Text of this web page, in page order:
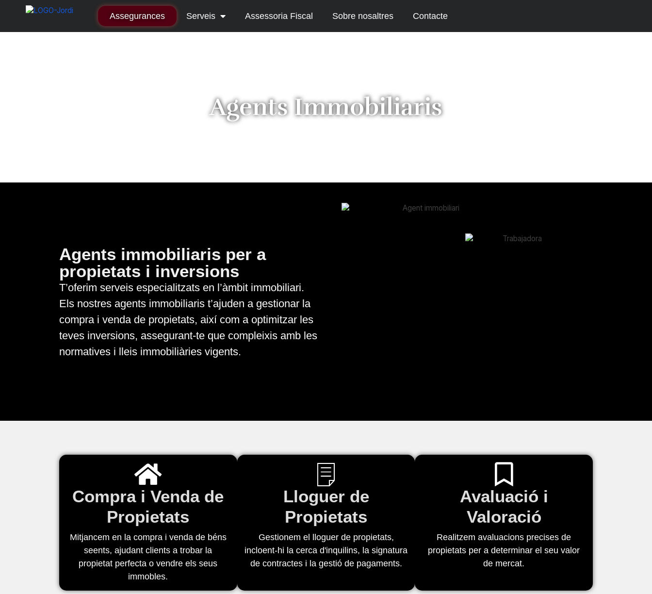
Assegurances Serveis Assessoria Fiscal Sobre nosaltres Contacte
Agents Immobiliaris
Agents immobiliaris per a
propietats i inversions
T’oferim serveis especialitzats en l’àmbit immobiliari.
Els nostres agents immobiliaris t’ajuden a gestionar la
compra i venda de propietats, així com a optimitzar les
teves inversions, assegurant-te que compleixis amb les
normatives i lleis immobiliàries vigents.
Compra i Venda de
Propietats
Mitjancem en la compra i venda de béns
seents, ajudant clients a trobar la
propietat perfecta o vendre els seus
immobles.
Lloguer de
Propietats
Gestionem el lloguer de propietats,
incloent-hi la cerca d'inquilins, la signatura
de contractes i la gestió de pagaments.
Avaluació i
Valoració
Realitzem avaluacions precises de
propietats per a determinar el seu valor
de mercat.